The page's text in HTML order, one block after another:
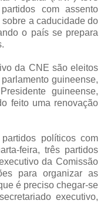
com assento
a caducidade do
o país se prepara
da CNE são eleitos
guineense,
guineense,
feito uma renovação
políticos com
feira, três partidos
da Comissão
para organizar as
é preciso chegar-se
executivo,